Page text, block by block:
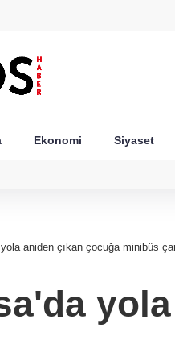
Ekonomi Siyaset
aniden çıkan çocuğa minibüs